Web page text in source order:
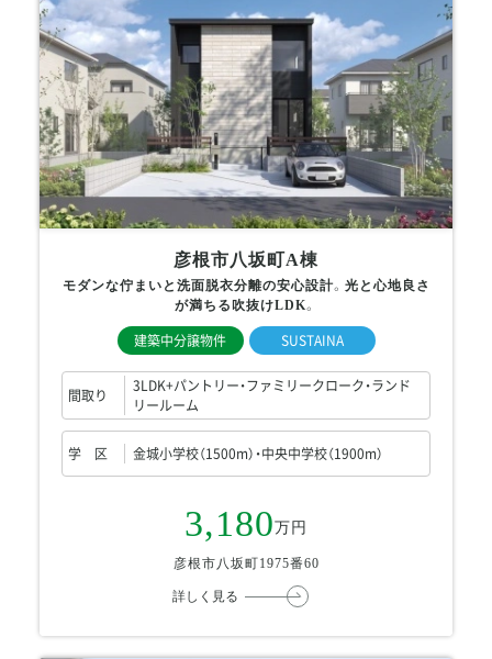
彦根市八坂町A棟
モダンな佇まいと洗面脱衣分離の安心設計。光と心地良さ
が満ちる吹抜けLDK。
建築中分譲物件 SUSTAINA
間取り
3LDK+パントリー・ファミリークローク・ランド
リールーム
学 区 金城小学校（1500m）・中央中学校（1900m）
3,180万円
彦根市八坂町1975番60
詳しく見る